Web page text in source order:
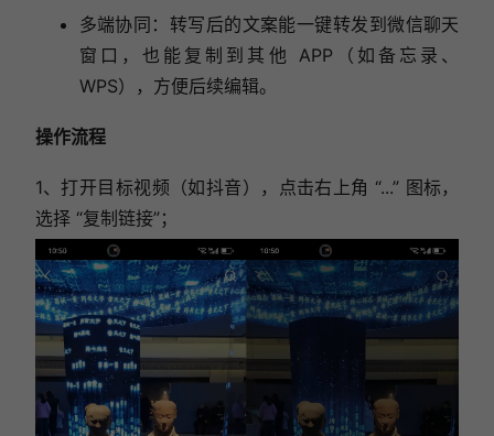
多端协同：转写后的文案能一键转发到微信聊天
窗口，也能复制到其他 APP（如备忘录、
WPS），方便后续编辑。
操作流程
1、 打开目标视频（如抖音），点击右上角 “...” 图标，
选择 “复制链接”；